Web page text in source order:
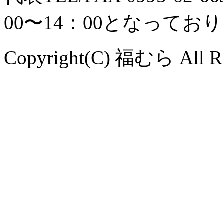
00〜14：00となってお
Copyright(C) 福むら All